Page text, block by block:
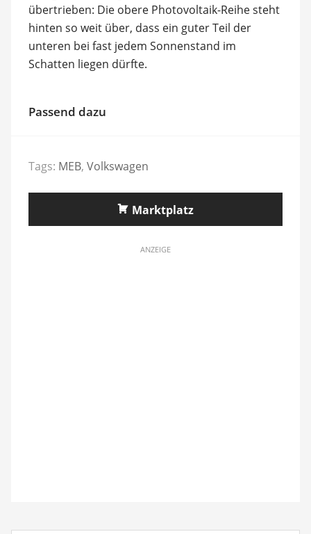
übertrieben: Die obere Photovoltaik-Reihe steht
hinten so weit über, dass ein guter Teil der
unteren bei fast jedem Sonnenstand im
Schatten liegen dürfte.
Passend dazu
Tags: MEB, Volkswagen
Marktplatz
ANZEIGE